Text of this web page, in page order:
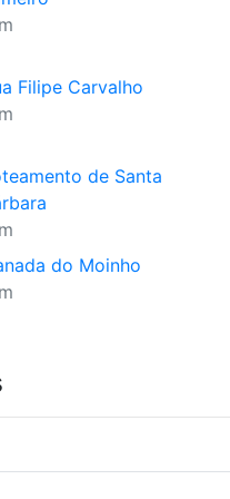
Filipe Carvalho
de Santa
do Moinho